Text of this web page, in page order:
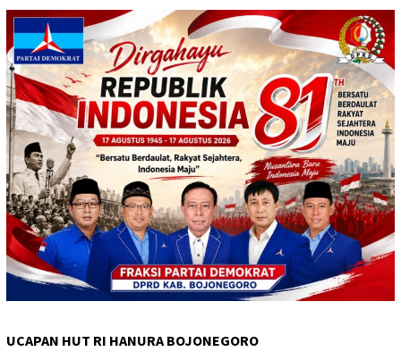
UCAPAN HUT RI HANURA BOJONEGORO